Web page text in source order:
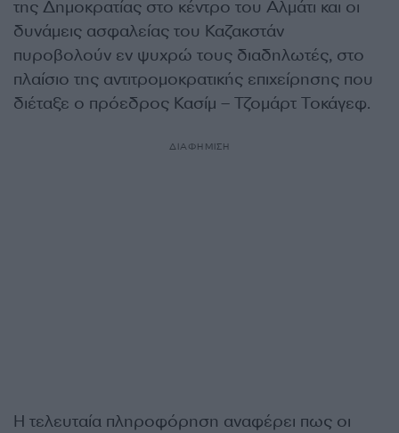
της Δημοκρατίας στο κέντρο του Αλμάτι και οι
δυνάμεις ασφαλείας του Καζακστάν
πυροβολούν εν ψυχρώ τους διαδηλωτές, στο
πλαίσιο της αντιτρομοκρατικής επιχείρησης που
διέταξε ο πρόεδρος Κασίμ – Τζομάρτ Τοκάγεφ.
ΔΙΑΦΗΜΙΣΗ
Η τελευταία πληροφόρηση αναφέρει πως οι